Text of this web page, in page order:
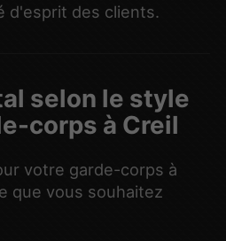
d'esprit des clients.
selon le style
corps à Creil
votre garde-corps à
que vous souhaitez